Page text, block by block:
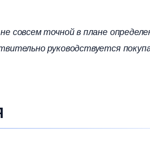
точной в плане
руководствуется